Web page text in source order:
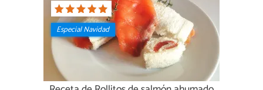
Especial Navidad